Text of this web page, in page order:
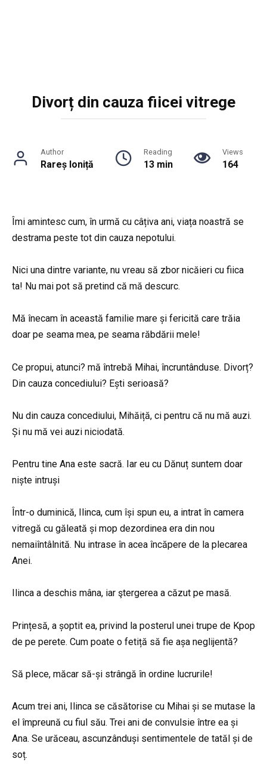
Divorț din cauza fiicei vitrege
Author
Rareș Ioniță
Reading
13 min
Views
164
Îmi amintesc cum, în urmă cu câțiva ani, viața noastră se
destrama peste tot din cauza nepotului.
Nici una dintre variante, nu vreau să zbor nicăieri cu fiica
ta! Nu mai pot să pretind că mă descurc.
Mă înecam în această familie mare și fericită care trăia
doar pe seama mea, pe seama răbdării mele!
Ce propui, atunci? mă întrebă Mihai, încruntânduse. Divorț?
Din cauza concediului? Ești serioasă?
Nu din cauza concediului, Mihăiță, ci pentru că nu mă auzi.
Și nu mă vei auzi niciodată.
Pentru tine Ana este sacră. Iar eu cu Dănuț suntem doar
niște intruși
Într-o duminică, Ilinca, cum își spun eu, a intrat în camera
vitregă cu găleată și mop dezordinea era din nou
nemaiîntâlnită. Nu intrase în acea încăpere de la plecarea
Anei.
Ilinca a deschis mâna, iar ştergerea a căzut pe masă.
Prințesă, a șoptit ea, privind la posterul unei trupe de Kpop
de pe perete. Cum poate o fetiță să fie așa neglijentă?
Să plece, măcar să-și strângă în ordine lucrurile!
Acum trei ani, Ilinca se căsătorise cu Mihai și se mutase la
el împreună cu fiul său. Trei ani de convulsie între ea și
Ana. Se urăceau, ascunzânduși sentimentele de tatăl și de
soț.